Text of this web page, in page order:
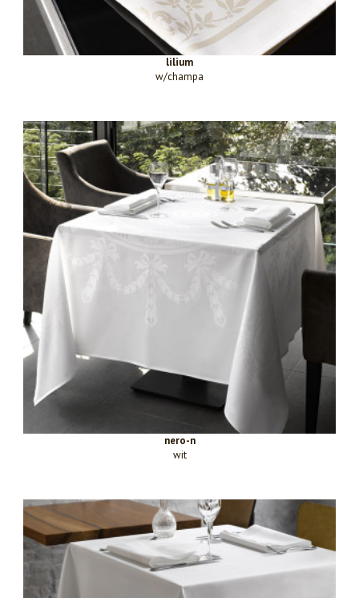
lilium
w/champa
nero-n
wit